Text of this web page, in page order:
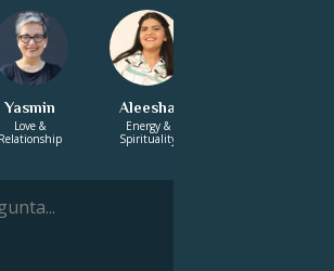
Yasmin
Love &
Relationship
Aleesha
Energy &
Spirituality